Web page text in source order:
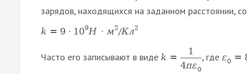
зарядов, находящихся на заданном расстоянии,
k = 9 · 109H · м2/Кл2
Часто его записывают в виде k =
1
4πε0
, гдеε0 =